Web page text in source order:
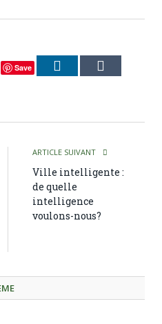
Save LinkedIn
ARTICLE SUIVANT
Ville intelligente :
de quelle
intelligence
voulons-nous?